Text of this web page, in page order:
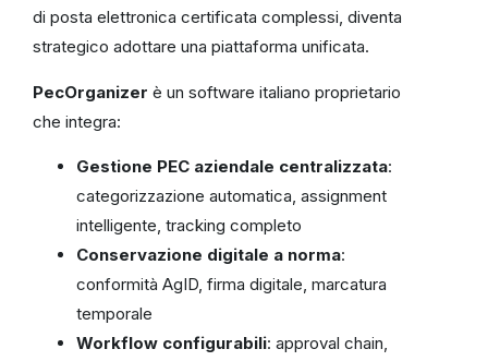
di posta elettronica certificata complessi, diventa
strategico adottare una piattaforma unificata.
PecOrganizer è un software italiano proprietario
che integra:
Gestione PEC aziendale centralizzata:
categorizzazione automatica, assignment
intelligente, tracking completo
Conservazione digitale a norma:
conformità AgID, firma digitale, marcatura
temporale
Workflow configurabili: approval chain,